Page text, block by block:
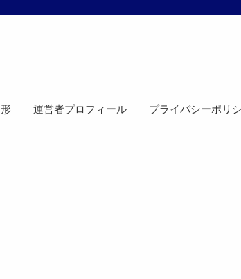
運営者プロフィール プライバシーポリ